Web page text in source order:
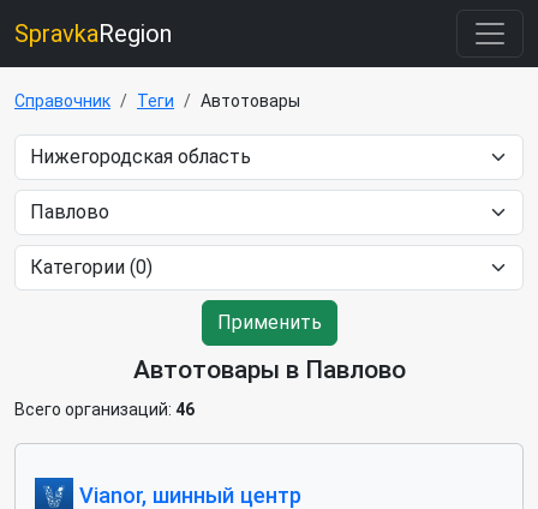
SpravkaRegion
Справочник Теги Автотовары
Применить
Автотовары в Павлово
Всего организаций: 46
Vianor, шинный центр